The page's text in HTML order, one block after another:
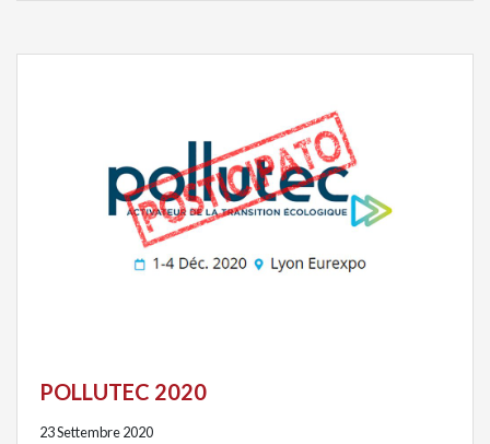
POLLUTEC 2020
23 Settembre 2020